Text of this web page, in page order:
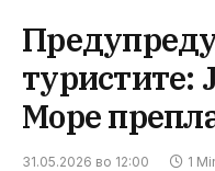
туристите:
Море
31.05.2026 во 12:00 1